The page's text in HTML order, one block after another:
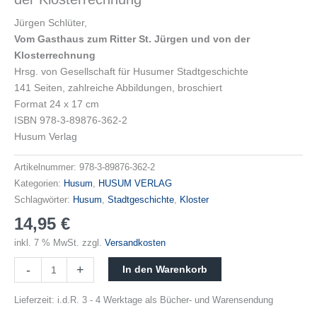
Jürgen Schlüter,
Vom Gasthaus zum Ritter St. Jürgen und von der
Klosterrechnung
Hrsg. von Gesellschaft für Husumer Stadtgeschichte
141 Seiten, zahlreiche Abbildungen, broschiert
Format 24 x 17 cm
ISBN 978-3-89876-362-2
Husum Verlag
Artikelnummer: 978-3-89876-362-2
Kategorien: Husum, HUSUM VERLAG
Schlagwörter: Husum, Stadtgeschichte, Kloster
14,95 €
inkl. 7 % MwSt. zzgl. Versandkosten
-
der
Klosterrechnung
Menge
+ In den Warenkorb
Lieferzeit: i.d.R. 3 - 4 Werktage als Bücher- und Warensendung